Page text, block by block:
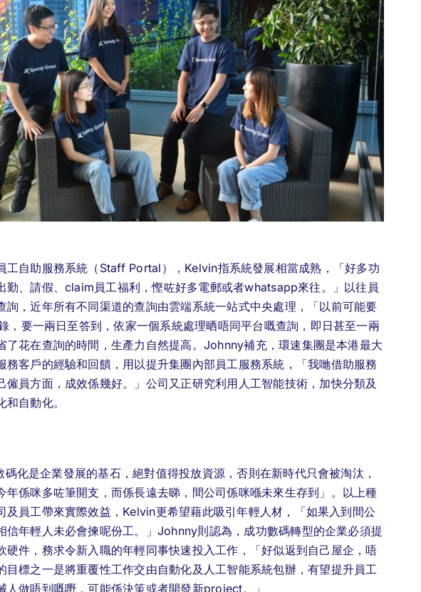
工自助服務系統（Staff Portal），Kelvin指系統發展相當成熟，「好多功
勤、請假、claim員工福利，慳咗好多電郵或者whatsapp來往。」以往員
詢，近年所有不同渠道的查詢由雲端系統一站式中央處理，「以前可能要
，要一兩日至答到，依家一個系統處理晒唔同平台嘅查詢，即日甚至一兩
了花在查詢的時間，生產力自然提高。Johnny補充，環速集團是本港最大
務客戶的經驗和回饋，用以提升集團內部員工服務系統，「我哋借助服務
僱員方面，成效係幾好。」公司又正研究利用人工智能技術，加快分類及
自動化。
化是企業發展的基石，絕對值得投放資源，否則在新時代只會被淘汰，
年係咪多咗筆開支，而係長遠去睇，間公司係咪喺未來生存到」。以上種
及員工帶來實際效益，Kelvin更希望藉此吸引年輕人材，「如果入到間公
信年輕人未必會揀呢份工。」Johnny則認為，成功數碼轉型的企業必須提
硬件，務求令新入職的年輕同事快速投入工作，「好似返到自己屋企，唔
目標之一是將重覆性工作交由自動化及人工智能系統包辦，有望提升員工
人做唔到嘅嘢，可能係決策或者開發新project。」